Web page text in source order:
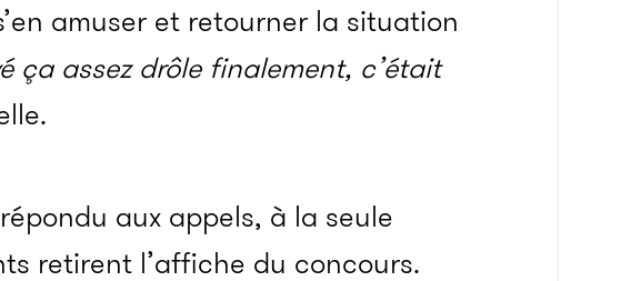
amuser et retourner la situation
ça assez drôle finalement, c’était
aux appels, à la seule
retirent l’affiche du concours.